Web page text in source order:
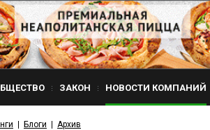
ЗАКОН НОВОСТИ КОМПАНИЙ
Блоги Архив